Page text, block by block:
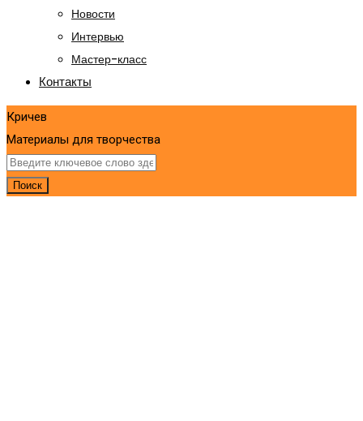
Новости
Интервью
Мастер-класс
Контакты
Кричев
Материалы для творчества
Поиск